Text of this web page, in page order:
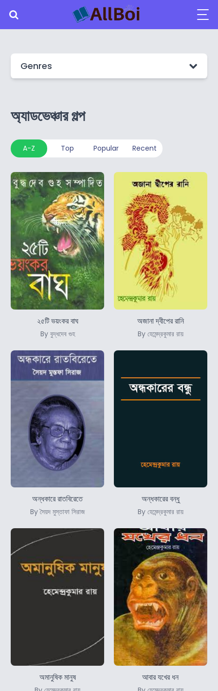
Genres
অ্যাডভেঞ্চার গল্প
A-Z Top Popular Recent
২৫টি ভয়ংকর বাঘ
By বুদ্ধদেব গুহ
অজানা দ্বীপের রানি
By হেমেন্দ্রকুমার রায়
অন্ধকারে রাতবিরেতে
By সৈয়দ মুস্তাফা সিরাজ
অন্ধকারের বন্ধু
By হেমেন্দ্রকুমার রায়
অমানুষিক মানুষ আবার যখের ধন